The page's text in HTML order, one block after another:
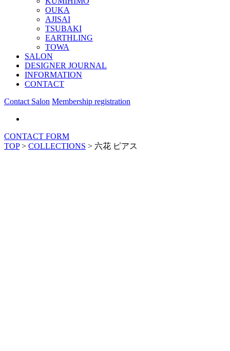
OUKA
AJISAI
TSUBAKI
EARTHLING
TOWA
SALON
DESIGNER JOURNAL
INFORMATION
CONTACT
Contact Salon Membership registration
CONTACT FORM
TOP> COLLECTIONS > 六花 ピアス